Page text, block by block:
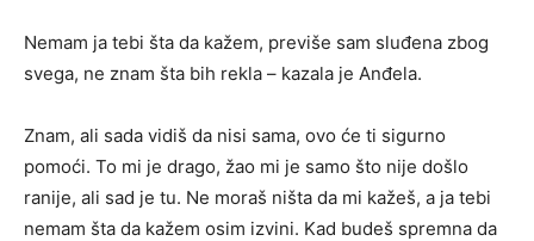
Nemam ja tebi šta da kažem, previše sam sluđena zbog
svega, ne znam šta bih rekla – kazala je Anđela.
Znam, ali sada vidiš da nisi sama, ovo će ti sigurno
pomoći. To mi je drago, žao mi je samo što nije došlo
ranije, ali sad je tu. Ne moraš ništa da mi kažeš, a ja tebi
nemam šta da kažem osim izvini. Kad budeš spremna da